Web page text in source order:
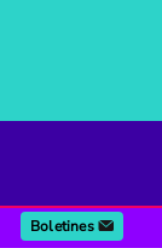
Boletines